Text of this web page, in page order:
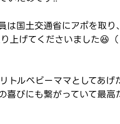
は国土交通省にアポを取
上げてくださいました😆
トルベビーママとしてあげ
喜びにも繋がっていて最